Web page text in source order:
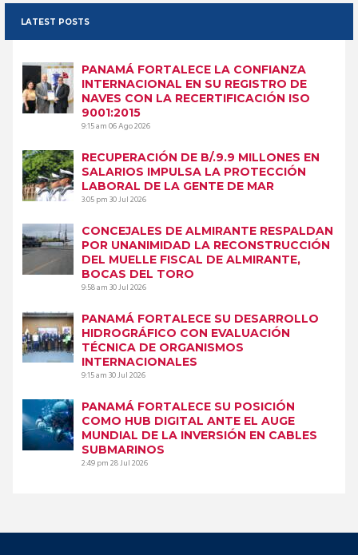
LATEST POSTS
PANAMÁ FORTALECE LA CONFIANZA
INTERNACIONAL EN SU REGISTRO DE
NAVES CON LA RECERTIFICACIÓN ISO
9001:2015
9:15 am06 Ago 2026
RECUPERACIÓN DE B/.9.9 MILLONES EN
SALARIOS IMPULSA LA PROTECCIÓN
LABORAL DE LA GENTE DE MAR
3:05 pm30 Jul 2026
CONCEJALES DE ALMIRANTE RESPALDAN
POR UNANIMIDAD LA RECONSTRUCCIÓN
DEL MUELLE FISCAL DE ALMIRANTE,
BOCAS DEL TORO
9:58 am30 Jul 2026
PANAMÁ FORTALECE SU DESARROLLO
HIDROGRÁFICO CON EVALUACIÓN
TÉCNICA DE ORGANISMOS
INTERNACIONALES
9:15 am30 Jul 2026
PANAMÁ FORTALECE SU POSICIÓN
COMO HUB DIGITAL ANTE EL AUGE
MUNDIAL DE LA INVERSIÓN EN CABLES
SUBMARINOS
2:49 pm28 Jul 2026